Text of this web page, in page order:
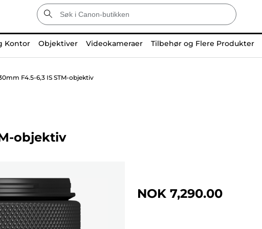
Kontor Objektiver Videokameraer Tilbehør og Flere Produkter
F4.5-6,3 IS STM-objektiv
objektiv
NOK 7,290.00